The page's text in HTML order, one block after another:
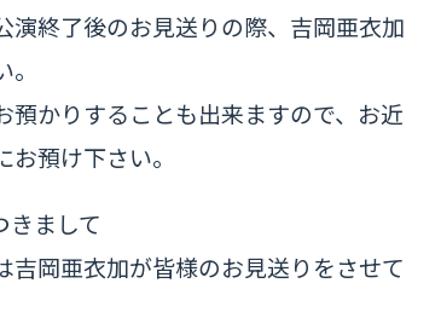
演終了後のお見送りの際、吉岡亜衣加
かりすることも出来ますので、お近
お預け下さい。
きまして
吉岡亜衣加が皆様のお見送りをさせて